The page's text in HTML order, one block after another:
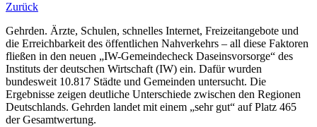
Zurück
Gehrden. Ärzte, Schulen, schnelles Internet, Freizeitangebote und
die Erreichbarkeit des öffentlichen Nahverkehrs – all diese Faktoren
fließen in den neuen „IW-Gemeindecheck Daseinsvorsorge“ des
Instituts der deutschen Wirtschaft (IW) ein. Dafür wurden
bundesweit 10.817 Städte und Gemeinden untersucht. Die
Ergebnisse zeigen deutliche Unterschiede zwischen den Regionen
Deutschlands. Gehrden landet mit einem „sehr gut“ auf Platz 465
der Gesamtwertung.